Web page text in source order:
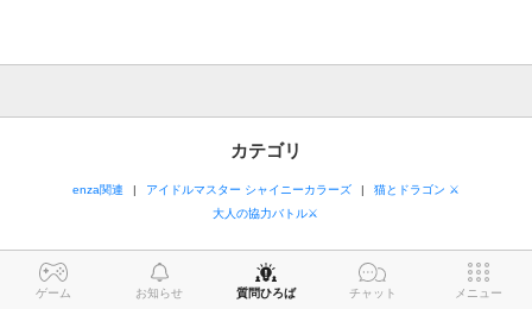
カテゴリ
enza関連 アイドルマスター シャイニーカラーズ
猫とドラゴン ⚔
大人の協力バトル⚔
ゲーム お知らせ 質問ひろば チャット メニュー